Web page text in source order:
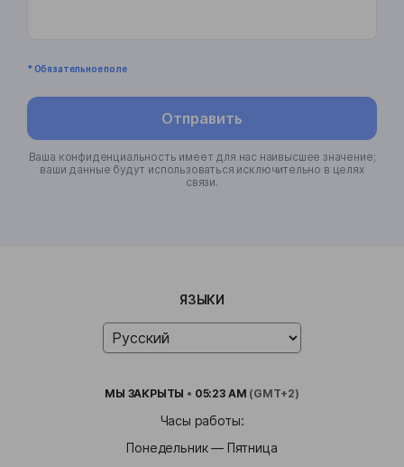
* Обязательное поле
Отправить
Ваша конфиденциальность имеет для нас наивысшее значение;
ваши данные будут использоваться исключительно в целях
связи.
ЯЗЫКИ
МЫ ЗАКРЫТЫ • 05:23 AM (GMT+2)
Часы работы:
Понедельник — Пятница